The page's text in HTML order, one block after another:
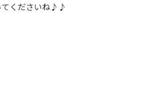
てくださいね♪♪